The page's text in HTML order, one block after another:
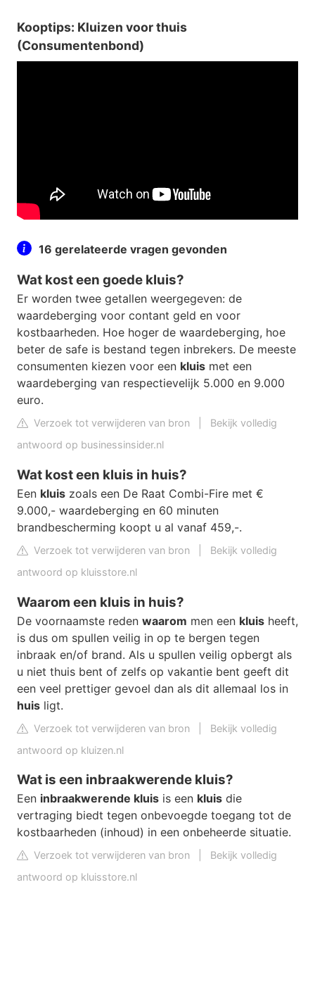
Kooptips: Kluizen voor thuis
(Consumentenbond)
16 gerelateerde vragen gevonden
Wat kost een goede kluis?
Er worden twee getallen weergegeven: de
waardeberging voor contant geld en voor
kostbaarheden. Hoe hoger de waardeberging, hoe
beter de safe is bestand tegen inbrekers. De meeste
consumenten kiezen voor een kluis met een
waardeberging van respectievelijk 5.000 en 9.000
euro.
Verzoek tot verwijderen van bron
Bekijk volledig
antwoord op businessinsider.nl
Wat kost een kluis in huis?
Een kluis zoals een De Raat Combi-Fire met €
9.000,- waardeberging en 60 minuten
brandbescherming koopt u al vanaf 459,-.
Verzoek tot verwijderen van bron
Bekijk volledig
antwoord op kluisstore.nl
Waarom een kluis in huis?
De voornaamste reden waarom men een kluis heeft,
is dus om spullen veilig in op te bergen tegen
inbraak en/of brand. Als u spullen veilig opbergt als
u niet thuis bent of zelfs op vakantie bent geeft dit
een veel prettiger gevoel dan als dit allemaal los in
huis ligt.
Verzoek tot verwijderen van bron
Bekijk volledig
antwoord op kluizen.nl
Wat is een inbraakwerende kluis?
Een inbraakwerende kluis is een kluis die
vertraging biedt tegen onbevoegde toegang tot de
kostbaarheden (inhoud) in een onbeheerde situatie.
Verzoek tot verwijderen van bron
Bekijk volledig
antwoord op kluisstore.nl